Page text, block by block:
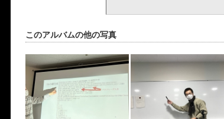
このアルバムの他の写真